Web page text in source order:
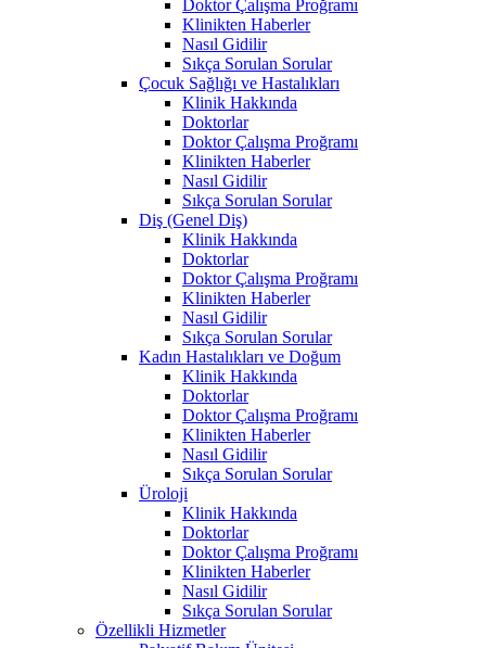
Doktor Çalışma Proğramı
Klinikten Haberler
Nasıl Gidilir
Sıkça Sorulan Sorular
Çocuk Sağlığı ve Hastalıkları
Klinik Hakkında
Doktorlar
Doktor Çalışma Proğramı
Klinikten Haberler
Nasıl Gidilir
Sıkça Sorulan Sorular
Diş (Genel Diş)
Klinik Hakkında
Doktorlar
Doktor Çalışma Proğramı
Klinikten Haberler
Nasıl Gidilir
Sıkça Sorulan Sorular
Kadın Hastalıkları ve Doğum
Klinik Hakkında
Doktorlar
Doktor Çalışma Proğramı
Klinikten Haberler
Nasıl Gidilir
Sıkça Sorulan Sorular
Üroloji
Klinik Hakkında
Doktorlar
Doktor Çalışma Proğramı
Klinikten Haberler
Nasıl Gidilir
Sıkça Sorulan Sorular
Özellikli Hizmetler